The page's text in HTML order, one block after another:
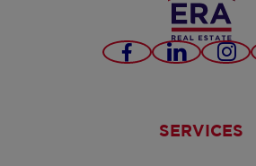
Facebook
SERVICES